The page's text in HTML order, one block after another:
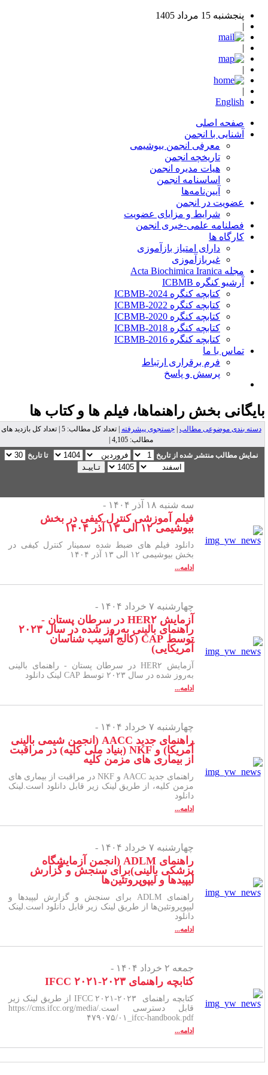
پنجشنبه 15 مرداد 1405
English
صفحه اصلی
آشنایی با انجمن
معرفی انجمن بیوشیمی
تاریخچه انجمن
هیات مدیره انجمن
اساسنامه‌ انجمن
آیین‌نامه‌ها
عضویت در انجمن
شرایط و مزایای عضویت
فصلنامه علمی-خبری انجمن
کارگاه ها
دارای امتیاز بازآموزی
غیربازآموزی
مجله Acta Biochimica Iranica
آرشیو کنگره ICBMB
کتابچه کنگره ICBMB-2024
کتابچه کنگره ICBMB-2022
کتابچه کنگره ICBMB-2020
کتابچه کنگره ICBMB-2018
کتابچه کنگره ICBMB-2016
تماس با ما
فرم برقراری ارتباط
پرسش و پاسخ
بخشراهنماها، فیلم ها و کتاب ها
دسته بندی موضوعی مطالب|جستجوی پیشرفته
| تعداد کل مطالب: 5 | تعداد کل بازدید های
مطالب: 4,105 |
نمایش مطالب منتشر شده از تاریخ
تا تاریخ
سه شنبه ۱۸ آذر ۱۴۰۴ -
فیلم آموزشی کنترل کیفی در بخش
بیوشیمی ۱۲ الی ۱۳ آذر ۱۴۰۴
دانلود فیلم های ضبط شده سمینار کنترل کیفی در
بخش بیوشیمی ۱۲ الی ۱۳ آذر ۱۴۰۴
ادامه...
چهارشنبه ۷ خرداد ۱۴۰۴ -
آزمایش HER۲ در سرطان پستان -
راهنمای بالینی به‌روز شده در سال ۲۰۲۳
توسط CAP (کالج آسیب شناسان
آمریکایی)
آزمایش HER۲ در سرطان پستان - راهنمای بالینی
به‌روز شده در سال ۲۰۲۳ توسط CAP لینک دانلود
ادامه...
چهارشنبه ۷ خرداد ۱۴۰۴ -
راهنمای جدید AACC (انجمن شیمی بالینی
آمریکا) و NKF (بنیاد ملی کلیه) در مراقبت
از بیماری های مزمن کلیه
راهنمای جدید AACC و NKF در مراقبت از بیماری های
مزمن کلیه، از طریق لینک زیر قابل دانلود است.لینک
دانلود
ادامه...
چهارشنبه ۷ خرداد ۱۴۰۴ -
راهنمای ADLM (انجمن آزمایشگاه
پزشکی بالینی)برای سنجش و گزارش
لیپیدها و لیپوپروتئین‌ها
راهنمای ADLM برای سنجش و گزارش لیپیدها و
لیپوپروتئین‌ها از طریق لینک زیر قابل دانلود است.لینک
دانلود
ادامه...
جمعه ۲ خرداد ۱۴۰۴ -
کتابچه راهنمای IFCC ۲۰۲۱-۲۰۲۳
کتابچه راهنمای IFCC ۲۰۲۱-۲۰۲۳ از طریق لینک زیر
قابل دسترسی است.https://cms.ifcc.org/media/
۴۷۹۰۷۵/۰۱_ifcc-handbook.pdf
ادامه...